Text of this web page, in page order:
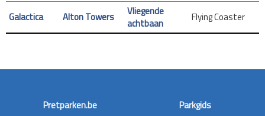
Galactica Alton Towers
Vliegende
achtbaan
Flying Coaster
Pretparken.be
Parkgids